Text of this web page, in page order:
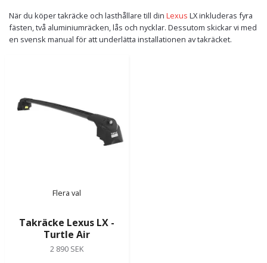
När du köper takräcke och lasthållare till din Lexus LX inkluderas fyra
fästen, två aluminiumräcken, lås och nycklar. Dessutom skickar vi med
en svensk manual för att underlätta installationen av takräcket.
Flera val
Takräcke Lexus LX -
Turtle Air
2 890 SEK